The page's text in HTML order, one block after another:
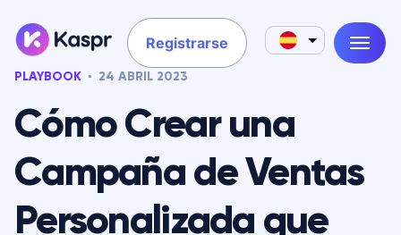
Registrarse
PLAYBOOK 24 ABRIL 2023
Cómo Crear una
Campaña de Ventas
Personalizada que